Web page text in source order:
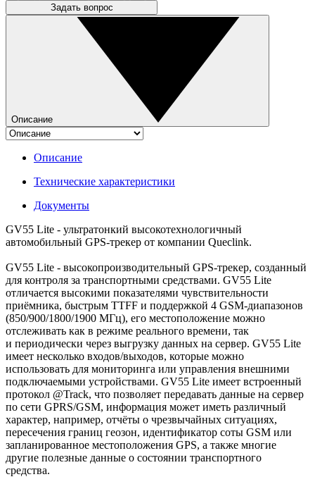
Задать вопрос
Описание
Описание
Технические характеристики
Документы
GV55 Lite - ультратонкий высокотехнологичный
автомобильный GPS-трекер от компании Queclink.
GV55 Lite - высокопроизводительный GPS-трекер, созданный
для контроля за транспортными средствами. GV55 Lite
отличается высокими показателями чувствительности
приёмника, быстрым TTFF и поддержкой 4 GSM-диапазонов
(850/900/1800/1900 МГц), его местоположение можно
отслеживать как в режиме реального времени, так
и периодически через выгрузку данных на сервер. GV55 Lite
имеет несколько входов/выходов, которые можно
использовать для мониторинга или управления внешними
подключаемыми устройствами. GV55 Lite имеет встроенный
протокол @Track, что позволяет передавать данные на сервер
по сети GPRS/GSM, информация может иметь различный
характер, например, отчёты о чрезвычайных ситуациях,
пересечения границ геозон, идентификатор соты GSM или
запланированное местоположения GPS, а также многие
другие полезные данные о состоянии транспортного
средства.